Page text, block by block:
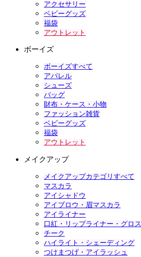
アクセサリー
ベビーグッズ
福袋
アウトレット
ボーイズ
ボーイズすべて
アパレル
シューズ
バッグ
財布・ケース・小物
ファッション雑貨
ベビーグッズ
福袋
アウトレット
メイクアップ
メイクアップカテゴリすべて
マスカラ
アイシャドウ
アイブロウ・眉マスカラ
アイライナー
口紅・リップライナー・グロス
チーク
ハイライト・シェーディング
つけまつげ・アイラッシュ